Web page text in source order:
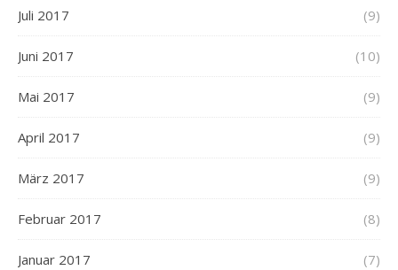
Juli 2017 (9)
Juni 2017 (10)
Mai 2017 (9)
April 2017 (9)
März 2017 (9)
Februar 2017 (8)
Januar 2017 (7)